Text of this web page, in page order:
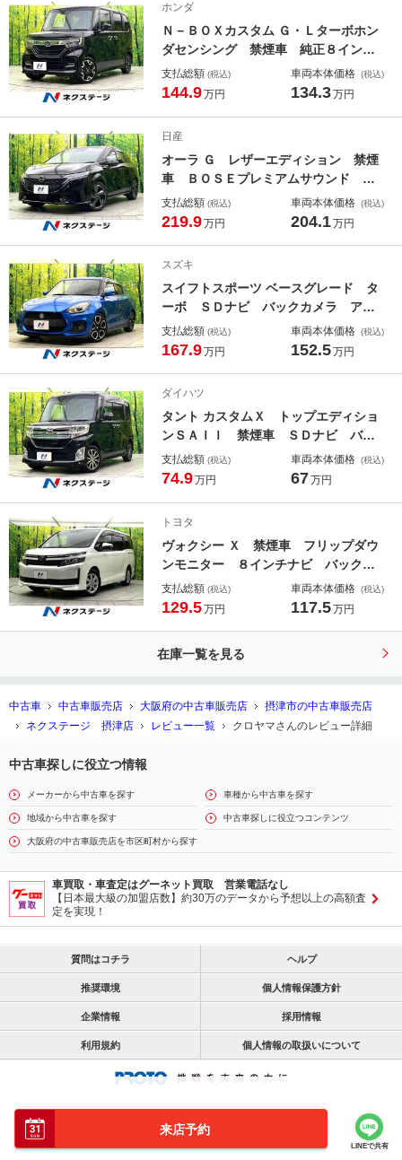
来店予約
LINEで共有
ミホイール Ｂｌｕｅｔｏｏｔｈ ド
アバイザー
ホンダ
Ｎ－ＢＯＸカスタム Ｇ・Ｌターボホン
ダセンシング 禁煙車 純正８インチ
ナビ 両側パワースライドドア バッ
クカメラ レーダークルーズコントロ
ドライブレコーダー ＥＴＣ スマー
トキー
支払総額 (税込)
144.9万円
車両本体価格 (税込)
134.3万円
日産
オーラ Ｇ レザーエディション 禁煙
車 ＢＯＳＥプレミアムサウンド 純
正９インチナビ アラウンドビューモ
ニター プロパイロット インテリジ
グＴＶ Ｂｌｕｅｔｏｏｔｈ
支払総額 (税込)
219.9万円
車両本体価格 (税込)
204.1万円
スズキ
スイフトスポーツ ベースグレード タ
ーボ ＳＤナビ バックカメラ アダ
プティブクルーズコントロール シー
トヒーター ドライブレコーダー Ｅ
Ｖ オートエアコン
支払総額 (税込)
167.9万円
車両本体価格 (税込)
152.5万円
ダイハツ
タント カスタムＸ トップエディショ
ンＳＡＩＩ 禁煙車 ＳＤナビ バッ
クカメラ 両側パワースライドドア
衝突軽減ブレーキ ドライブレコーダ
生 フルセグＴＶ オートエアコン
支払総額 (税込)
74.9万円
車両本体価格 (税込)
67万円
トヨタ
ヴォクシー Ｘ 禁煙車 フリップダウ
ンモニター ８インチナビ バックカ
メラ セーフティセンス 両側パワー
スライドドア ドライブレコーダー
トエアコン
支払総額 (税込)
129.5万円
車両本体価格 (税込)
117.5万円
在庫一覧を見る
中古車 中古車販売店 大阪府の中古車販売店
摂津市の中古車販売店
ネクステージ 摂津店
レビュー一覧 クロヤマさんのレビュー詳細
中古車探しに役立つ情報
メーカーから中古車を探す 車種から中古車を探す
地域から中古車を探す 中古車探しに役立つコンテンツ
大阪府の中古車販売店を市区町村から探す
車買取・車査定はグーネット買取 営業電話なし
【日本最大級の加盟店数】約30万のデータから予想以上の高額査
定を実現！
質問はコチラ ヘルプ
推奨環境 個人情報保護方針
企業情報 採用情報
利用規約 個人情報の取扱いについて